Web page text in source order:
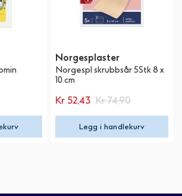
Norgesplaster
Norgespl skrubbsår 5Stk 8 x
10 cm
Kr 52,43 Kr 74,90
Legg i handlekurv